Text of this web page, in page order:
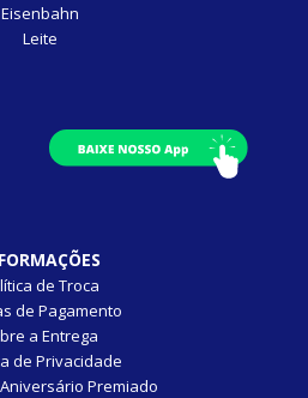
Eisenbahn
Leite
de Troca
de Pagamento
a Entrega
de Privacidade
Premiado